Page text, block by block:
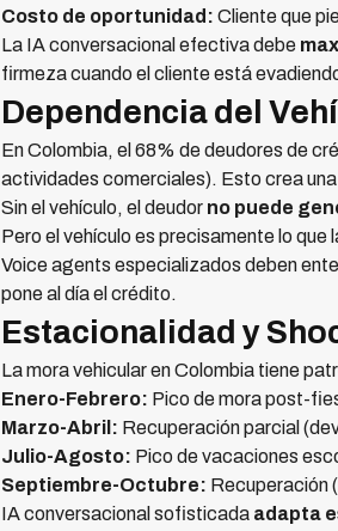
Costo de oportunidad: Cliente que
La IA conversacional efectiva debe
firmeza cuando el cliente está
Dependencia del
En Colombia, el 68% de deudores de
actividades comerciales). Esto crea
Sin el vehículo, el deudor no puede
Pero el vehículo es precisamente lo
Voice agents especializados deben
pone al día el crédito.
Estacionalidad y
La mora vehicular en Colombia tiene
Enero-Febrero: Pico de mora post-
Marzo-Abril: Recuperación parcial
Julio-Agosto: Pico de vacaciones
Septiembre-Octubre: Recuperación
IA conversacional sofisticada adapta